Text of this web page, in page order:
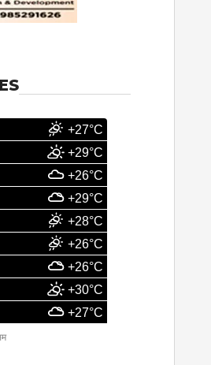
+27°C
+29°C
+26°C
+29°C
+28°C
+26°C
+26°C
+30°C
+27°C